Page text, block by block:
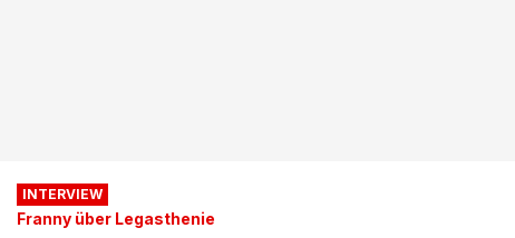
INTERVIEW
Franny über Legasthenie